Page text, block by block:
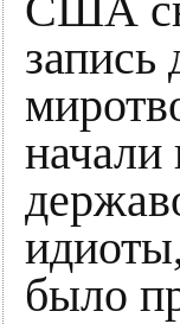
США
начали
было